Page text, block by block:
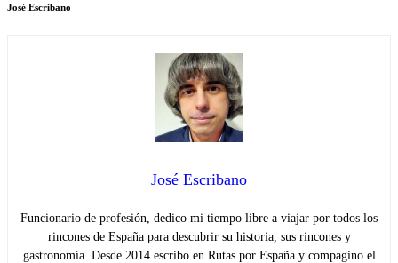
José Escribano
José Escribano
Funcionario de profesión, dedico mi tiempo libre a viajar por todos los
rincones de España para descubrir su historia, sus rincones y
gastronomía. Desde 2014 escribo en Rutas por España y compagino el